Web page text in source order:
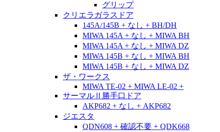
グリップ
クリエラガラスドア
145A/145B + なし + BH/DH
MIWA 145A + なし + MIWA BH
MIWA 145A + なし + MIWA DZ
MIWA 145B + なし + MIWA BH
MIWA 145B + なし + MIWA DZ
ザ・ワークス
MIWA TE-02 + MIWA LE-02 +
サーマルⅡ勝手口ドア
AKP682 + なし + AKP682
ジエスタ
QDN608 + 確認不要 + QDK668